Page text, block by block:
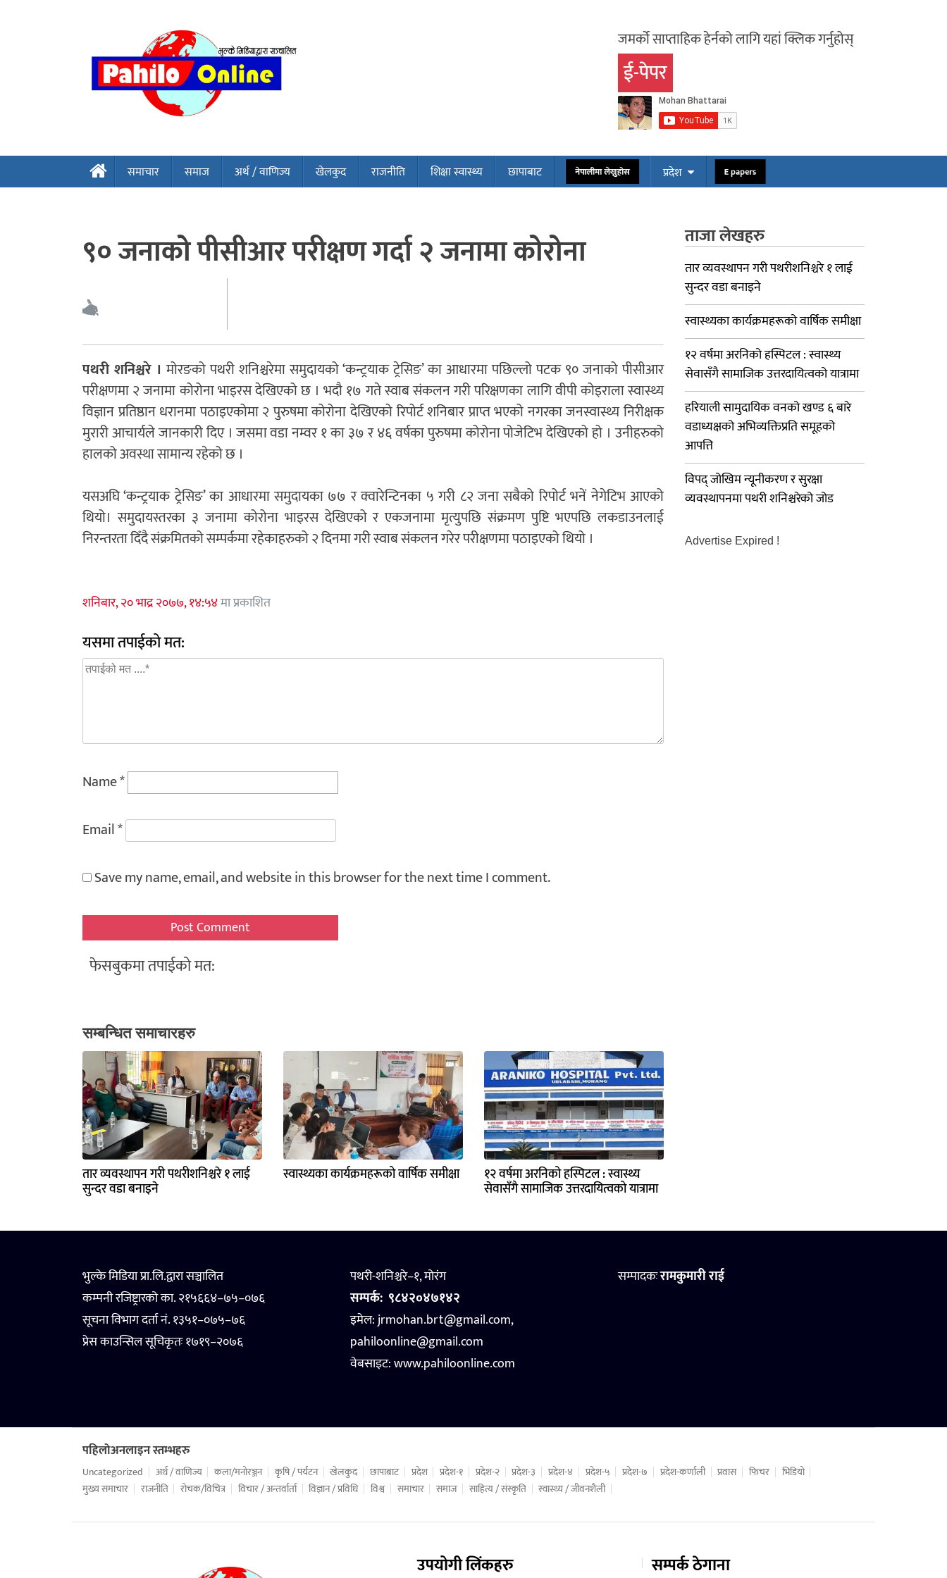
जमर्को साप्ताहिक हेर्नको लागि यहां क्लिक गर्नुहोस्
ई-पेपर
समाचार समाज अर्थ / वाणिज्य खेलकुद राजनीति शिक्षा स्वास्थ्य छापाबाट नेपालीमा लेख्नुहोस प्रदेश E papers
९० जनाको पीसीआर परीक्षण गर्दा २ जनामा कोरोना
पथरी शनिश्चरे । मोरङको पथरी शनिश्चरेमा समुदायको ‘कन्ट्रयाक ट्रेसिङ’ का आधारमा पछिल्लो पटक ९० जनाको पीसीआर
परीक्षणमा २ जनामा कोरोना भाइरस देखिएको छ । भदौ १७ गते स्वाब संकलन गरी परिक्षणका लागि वीपी कोइराला स्वास्थ्य
विज्ञान प्रतिष्ठान धरानमा पठाइएकोमा २ पुरुषमा कोरोना देखिएको रिपोर्ट शनिबार प्राप्त भएको नगरका जनस्वास्थ्य निरीक्षक
मुरारी आचार्यले जानकारी दिए । जसमा वडा नम्वर १ का ३७ र ४६ वर्षका पुरुषमा कोरोना पोजेटिभ देखिएको हो । उनीहरुको
हालको अवस्था सामान्य रहेको छ ।
यसअघि ‘कन्ट्रयाक ट्रेसिङ’ का आधारमा समुदायका ७७ र क्वारेन्टिनका ५ गरी ८२ जना सबैको रिपोर्ट भनें नेगेटिभ आएको
थियो। समुदायस्तरका ३ जनामा कोरोना भाइरस देखिएको र एकजनामा मृत्युपछि संक्रमण पुष्टि भएपछि लकडाउनलाई
निरन्तरता दिँदै संक्रमितको सम्पर्कमा रहेकाहरुको २ दिनमा गरी स्वाब संकलन गरेर परीक्षणमा पठाइएको थियो ।
शनिबार, २० भाद्र २०७७, १४:५४मा प्रकाशित
यसमा तपाईको मत:
Name*
Email*
Save my name, email, and website in this browser for the next time I comment.
फेसबुकमा तपाईको मत:
सम्बन्धित समाचारहरु
तार व्यवस्थापन गरी पथरीशनिश्चरे १ लाई
सुन्दर वडा बनाइने
स्वास्थ्यका कार्यक्रमहरूको वार्षिक समीक्षा १२ वर्षमा अरनिको हस्पिटल : स्वास्थ्य
सेवासँगै सामाजिक उत्तरदायित्वको यात्रामा
ताजा लेखहरु
तार व्यवस्थापन गरी पथरीशनिश्चरे १ लाई
सुन्दर वडा बनाइने
स्वास्थ्यका कार्यक्रमहरूको वार्षिक समीक्षा
१२ वर्षमा अरनिको हस्पिटल : स्वास्थ्य
सेवासँगै सामाजिक उत्तरदायित्वको यात्रामा
हरियाली सामुदायिक वनको खण्ड ६ बारे
वडाध्यक्षको अभिव्यक्तिप्रति समूहको
आपत्ति
विपद् जोखिम न्यूनीकरण र सुरक्षा
व्यवस्थापनमा पथरी शनिश्चरेको जोड
Advertise Expired !
भुल्के मिडिया प्रा.लि.द्वारा सञ्चालित
कम्पनी रजिष्ट्रारको का. २१५६६४–७५–०७६
सूचना विभाग दर्ता नं. १३५१–०७५–७६
प्रेस काउन्सिल सूचिकृतः १७१९–२०७६
पथरी-शनिश्चरे–१, मोरंग
सम्पर्क: ९८४२०४७१४२
इमेल: jrmohan.brt@gmail.com,
pahiloonline@gmail.com
वेबसाइट:www.pahiloonline.com
सम्पादकःरामकुमारी राई
पहिलोअनलाइन स्तम्भहरु
Uncategorized अर्थ / वाणिज्य कला/मनोरञ्जन कृषि / पर्यटन खेलकुद छापाबाट प्रदेश प्रदेश-१ प्रदेश-२ प्रदेश-३ प्रदेश-४ प्रदेश-५ प्रदेश-७ प्रदेश-कर्णाली प्रवास फिचर
भिडियो
मुख्य समाचार
राजनीति रोचक/विचित्र विचार / अन्तर्वार्ता विज्ञान / प्रविधि विश्व समाचार समाज साहित्य / संस्कृति स्वास्थ्य / जीवनशैली
उपयोगी लिंकहरु सम्पर्क ठेगाना